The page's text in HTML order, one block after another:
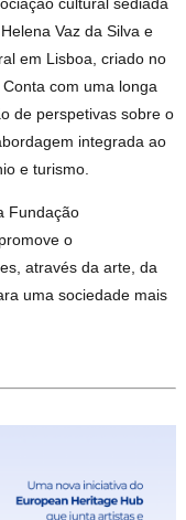
Vaz da Silva e
em Lisboa, criado no
com uma longa
de perspetivas sobre o
integrada ao
e turismo.
Fundação
o
através da arte, da
uma sociedade mais